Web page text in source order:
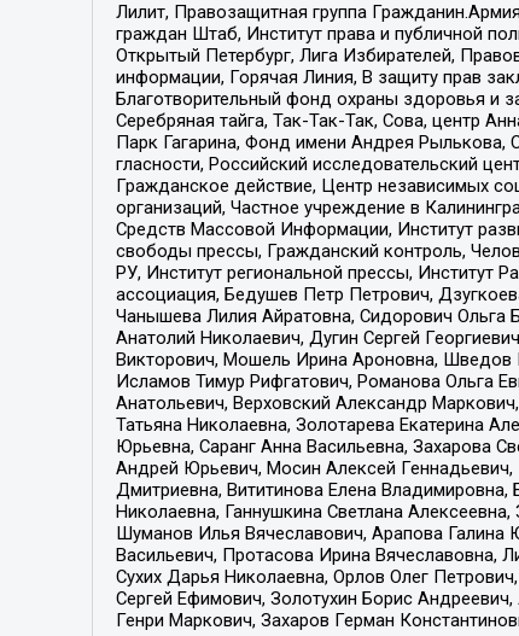
Лилит, Правозащитная группа
граждан Штаб, Институт права и публичной
Открытый Петербург, Лига Избирателей,
информации, Горячая Линия, В защиту прав
Благотворительный фонд охраны здоровья и
Серебряная тайга, Так-Так-Так, Сова, центр
Парк Гагарина, Фонд имени Андрея Рылькова,
гласности, Российский исследовательский
Гражданское действие, Центр независимых
организаций, Частное учреждение в
Средств Массовой Информации, Институт
свободы прессы, Гражданский контроль,
РУ, Институт региональной прессы,
ассоциация, Бедушев Петр Петрович,
Чанышева Лилия Айратовна, Сидорович Ольга
Анатолий Николаевич, Дугин Сергей
Викторович, Мошель Ирина Ароновна, Шведов
Исламов Тимур Рифгатович, Романова Ольга
Анатольевич, Верховский Александр
Татьяна Николаевна, Золотарева Екатерина
Юрьевна, Саранг Анна Васильевна, Захарова
Андрей Юрьевич, Мосин Алексей Геннадьевич,
Дмитриевна, Вититинова Елена
Николаевна, Ганнушкина Светлана
Шуманов Илья Вячеславович, Арапова
Васильевич, Протасова Ирина Вячеславовна,
Сухих Дарья Николаевна, Орлов Олег
Сергей Ефимович, Золотухин Борис
Генри Маркович, Захаров Герман